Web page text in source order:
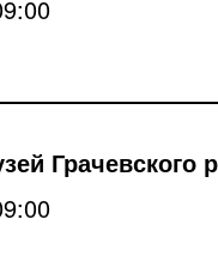
Грачевского